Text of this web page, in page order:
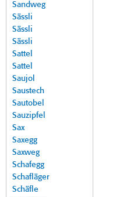
Sandweg
Sässli
Sässli
Sässli
Sattel
Sattel
Saujol
Saustech
Sautobel
Sauzipfel
Sax
Saxegg
Saxweg
Schafegg
Schafläger
Schäfle